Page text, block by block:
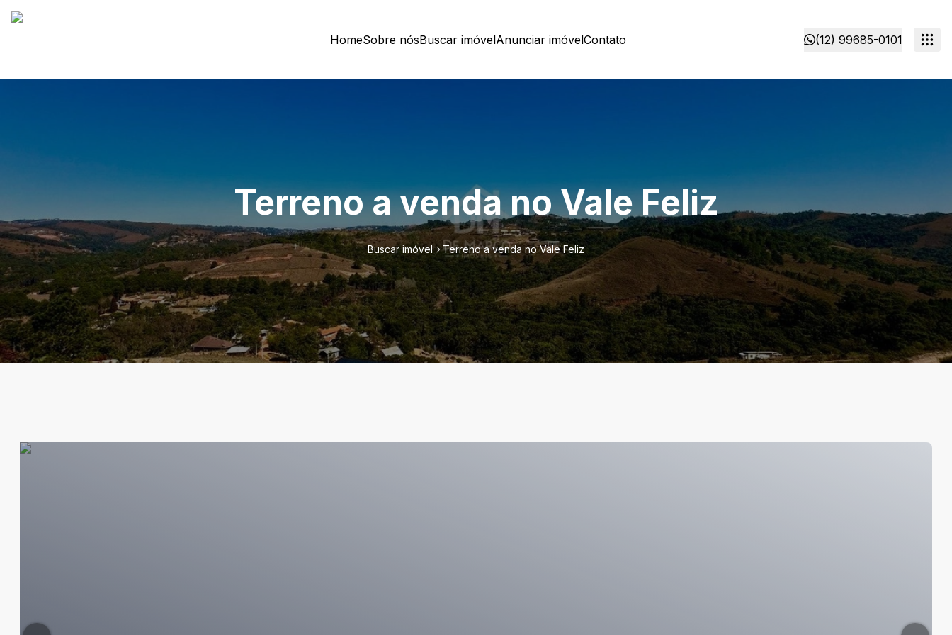
HomeSobre nósBuscar imóvelAnunciar imóvelContato (12) 99685-0101
Terreno a venda no Vale Feliz
Buscar imóvel Terreno a venda no Vale Feliz